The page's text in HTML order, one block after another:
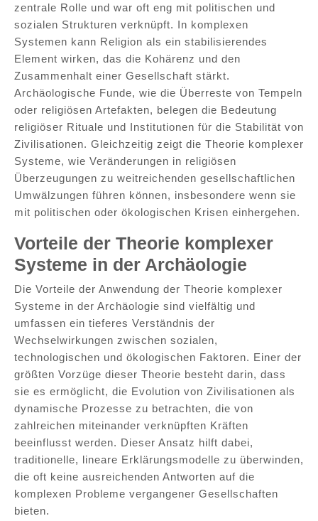
zentrale Rolle und war oft eng mit politischen und
sozialen Strukturen verknüpft. In komplexen
Systemen kann Religion als ein stabilisierendes
Element wirken, das die Kohärenz und den
Zusammenhalt einer Gesellschaft stärkt.
Archäologische Funde, wie die Überreste von Tempeln
oder religiösen Artefakten, belegen die Bedeutung
religiöser Rituale und Institutionen für die Stabilität von
Zivilisationen. Gleichzeitig zeigt die Theorie komplexer
Systeme, wie Veränderungen in religiösen
Überzeugungen zu weitreichenden gesellschaftlichen
Umwälzungen führen können, insbesondere wenn sie
mit politischen oder ökologischen Krisen einhergehen.
Vorteile der Theorie komplexer
Systeme in der Archäologie
Die Vorteile der Anwendung der Theorie komplexer
Systeme in der Archäologie sind vielfältig und
umfassen ein tieferes Verständnis der
Wechselwirkungen zwischen sozialen,
technologischen und ökologischen Faktoren. Einer der
größten Vorzüge dieser Theorie besteht darin, dass
sie es ermöglicht, die Evolution von Zivilisationen als
dynamische Prozesse zu betrachten, die von
zahlreichen miteinander verknüpften Kräften
beeinflusst werden. Dieser Ansatz hilft dabei,
traditionelle, lineare Erklärungsmodelle zu überwinden,
die oft keine ausreichenden Antworten auf die
komplexen Probleme vergangener Gesellschaften
bieten.